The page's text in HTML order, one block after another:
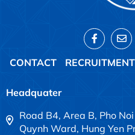
CONTACT RECRUITMENT
Headquater
Road B4, Area B, Pho
Quynh Ward, Hung Yen